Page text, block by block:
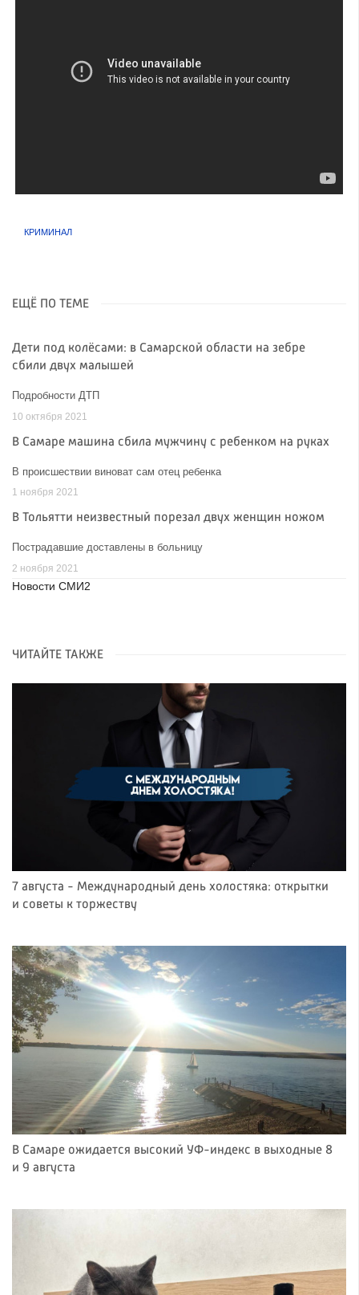
КРИМИНАЛ
ЕЩЁ ПО ТЕМЕ
Дети под колёсами: в Самарской области на зебре
сбили двух малышей
Подробности ДТП
10 октября 2021
В Самаре машина сбила мужчину с ребенком на руках
В происшествии виноват сам отец ребенка
1 ноября 2021
В Тольятти неизвестный порезал двух женщин ножом
Пострадавшие доставлены в больницу
2 ноября 2021
Новости СМИ2
ЧИТАЙТЕ ТАКЖЕ
7 августа - Международный день холостяка: открытки
и советы к торжеству
В Самаре ожидается высокий УФ-индекс в выходные 8
и 9 августа